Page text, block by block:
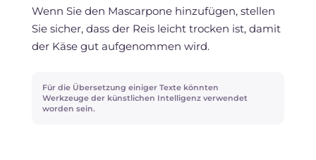
Wenn Sie den Mascarpone hinzufügen, stellen
Sie sicher, dass der Reis leicht trocken ist, damit
der Käse gut aufgenommen wird.
Für die Übersetzung einiger Texte könnten
Werkzeuge der künstlichen Intelligenz verwendet
worden sein.